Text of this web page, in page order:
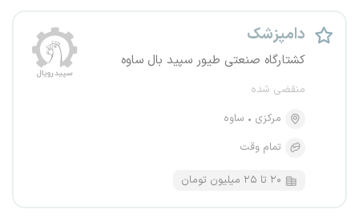
دامپزشک
کشتارگاه صنعتی طیور سپید بال ساوه
منقضی شده
مرکزی
ساوه
تمام وقت
۲۰ تا ۲۵ میلیون تومان